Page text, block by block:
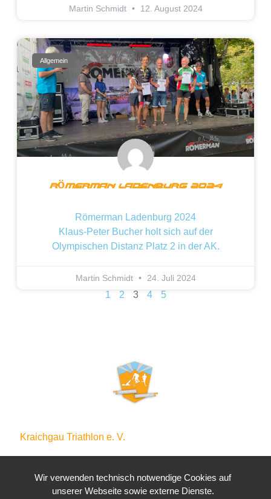
Martin Schmidt 12. August 2024
Allgemein
Römerman Ladenburg 2024
Römerman Ladenburg 2024
Klaus-Peter Bucher holt sich auf der
Olympischen Distanz Platz 2 in der AK.
Martin Schmidt 24. Juli 2024
1 2 3 4 5
Kraichgau Triathlon e. V.
Waldstraße 4
Wir verwenden technisch notwendige Cookies auf
unserer Webseite sowie externe Dienste.